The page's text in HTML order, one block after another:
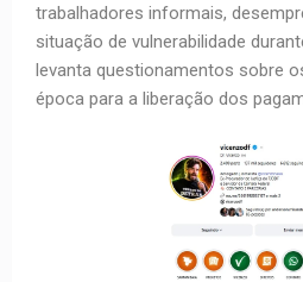
trabalhadores informais,
situação de vulnerabilidade
levanta questionamentos sobre
época para a liberação dos